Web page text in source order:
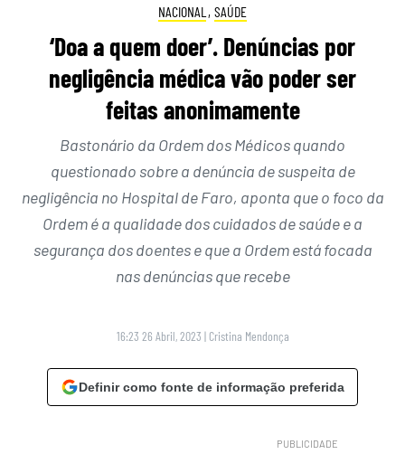
NACIONAL , SAÚDE
‘Doa a quem doer’. Denúncias por
negligência médica vão poder ser
feitas anonimamente
Bastonário da Ordem dos Médicos quando
questionado sobre a denúncia de suspeita de
negligência no Hospital de Faro, aponta que o foco da
Ordem é a qualidade dos cuidados de saúde e a
segurança dos doentes e que a Ordem está focada
nas denúncias que recebe
16:23 26 Abril, 2023 | Cristina Mendonça
Definir como fonte de informação preferida